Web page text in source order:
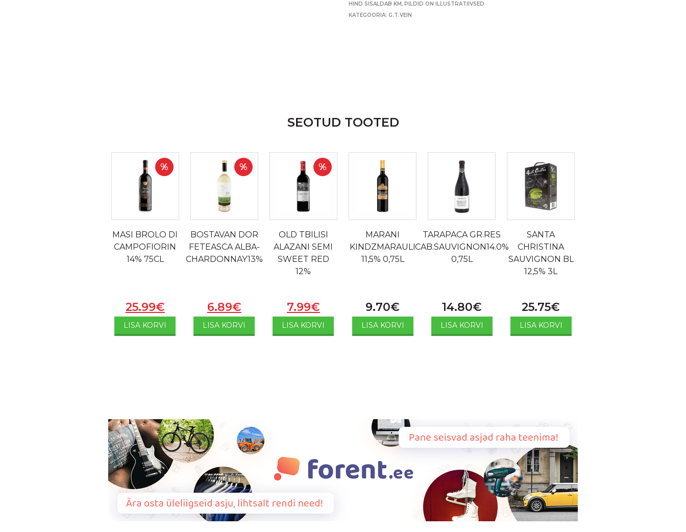
HIND SISALDAB KM, PILDID ON ILLUSTRATIIVSED
KATEGOORIA: G.T.VEIN
SEOTUD TOOTED
%
MASI BROLO DI
CAMPOFIORIN
14% 75CL
25.99€
LISA KORVI
%
BOSTAVAN DOR
FETEASCA ALBA-
CHARDONNAY13%
6.89€
LISA KORVI
%
OLD TBILISI
ALAZANI SEMI
SWEET RED
12%
7.99€
LISA KORVI
MARANI
KINDZMARAULI
11,5% 0,75L
9.70€
LISA KORVI
TARAPACA GR.RES
CAB.SAUVIGNON14.0%
0,75L
14.80€
LISA KORVI
SANTA
CHRISTINA
SAUVIGNON BL
12,5% 3L
25.75€
LISA KORVI